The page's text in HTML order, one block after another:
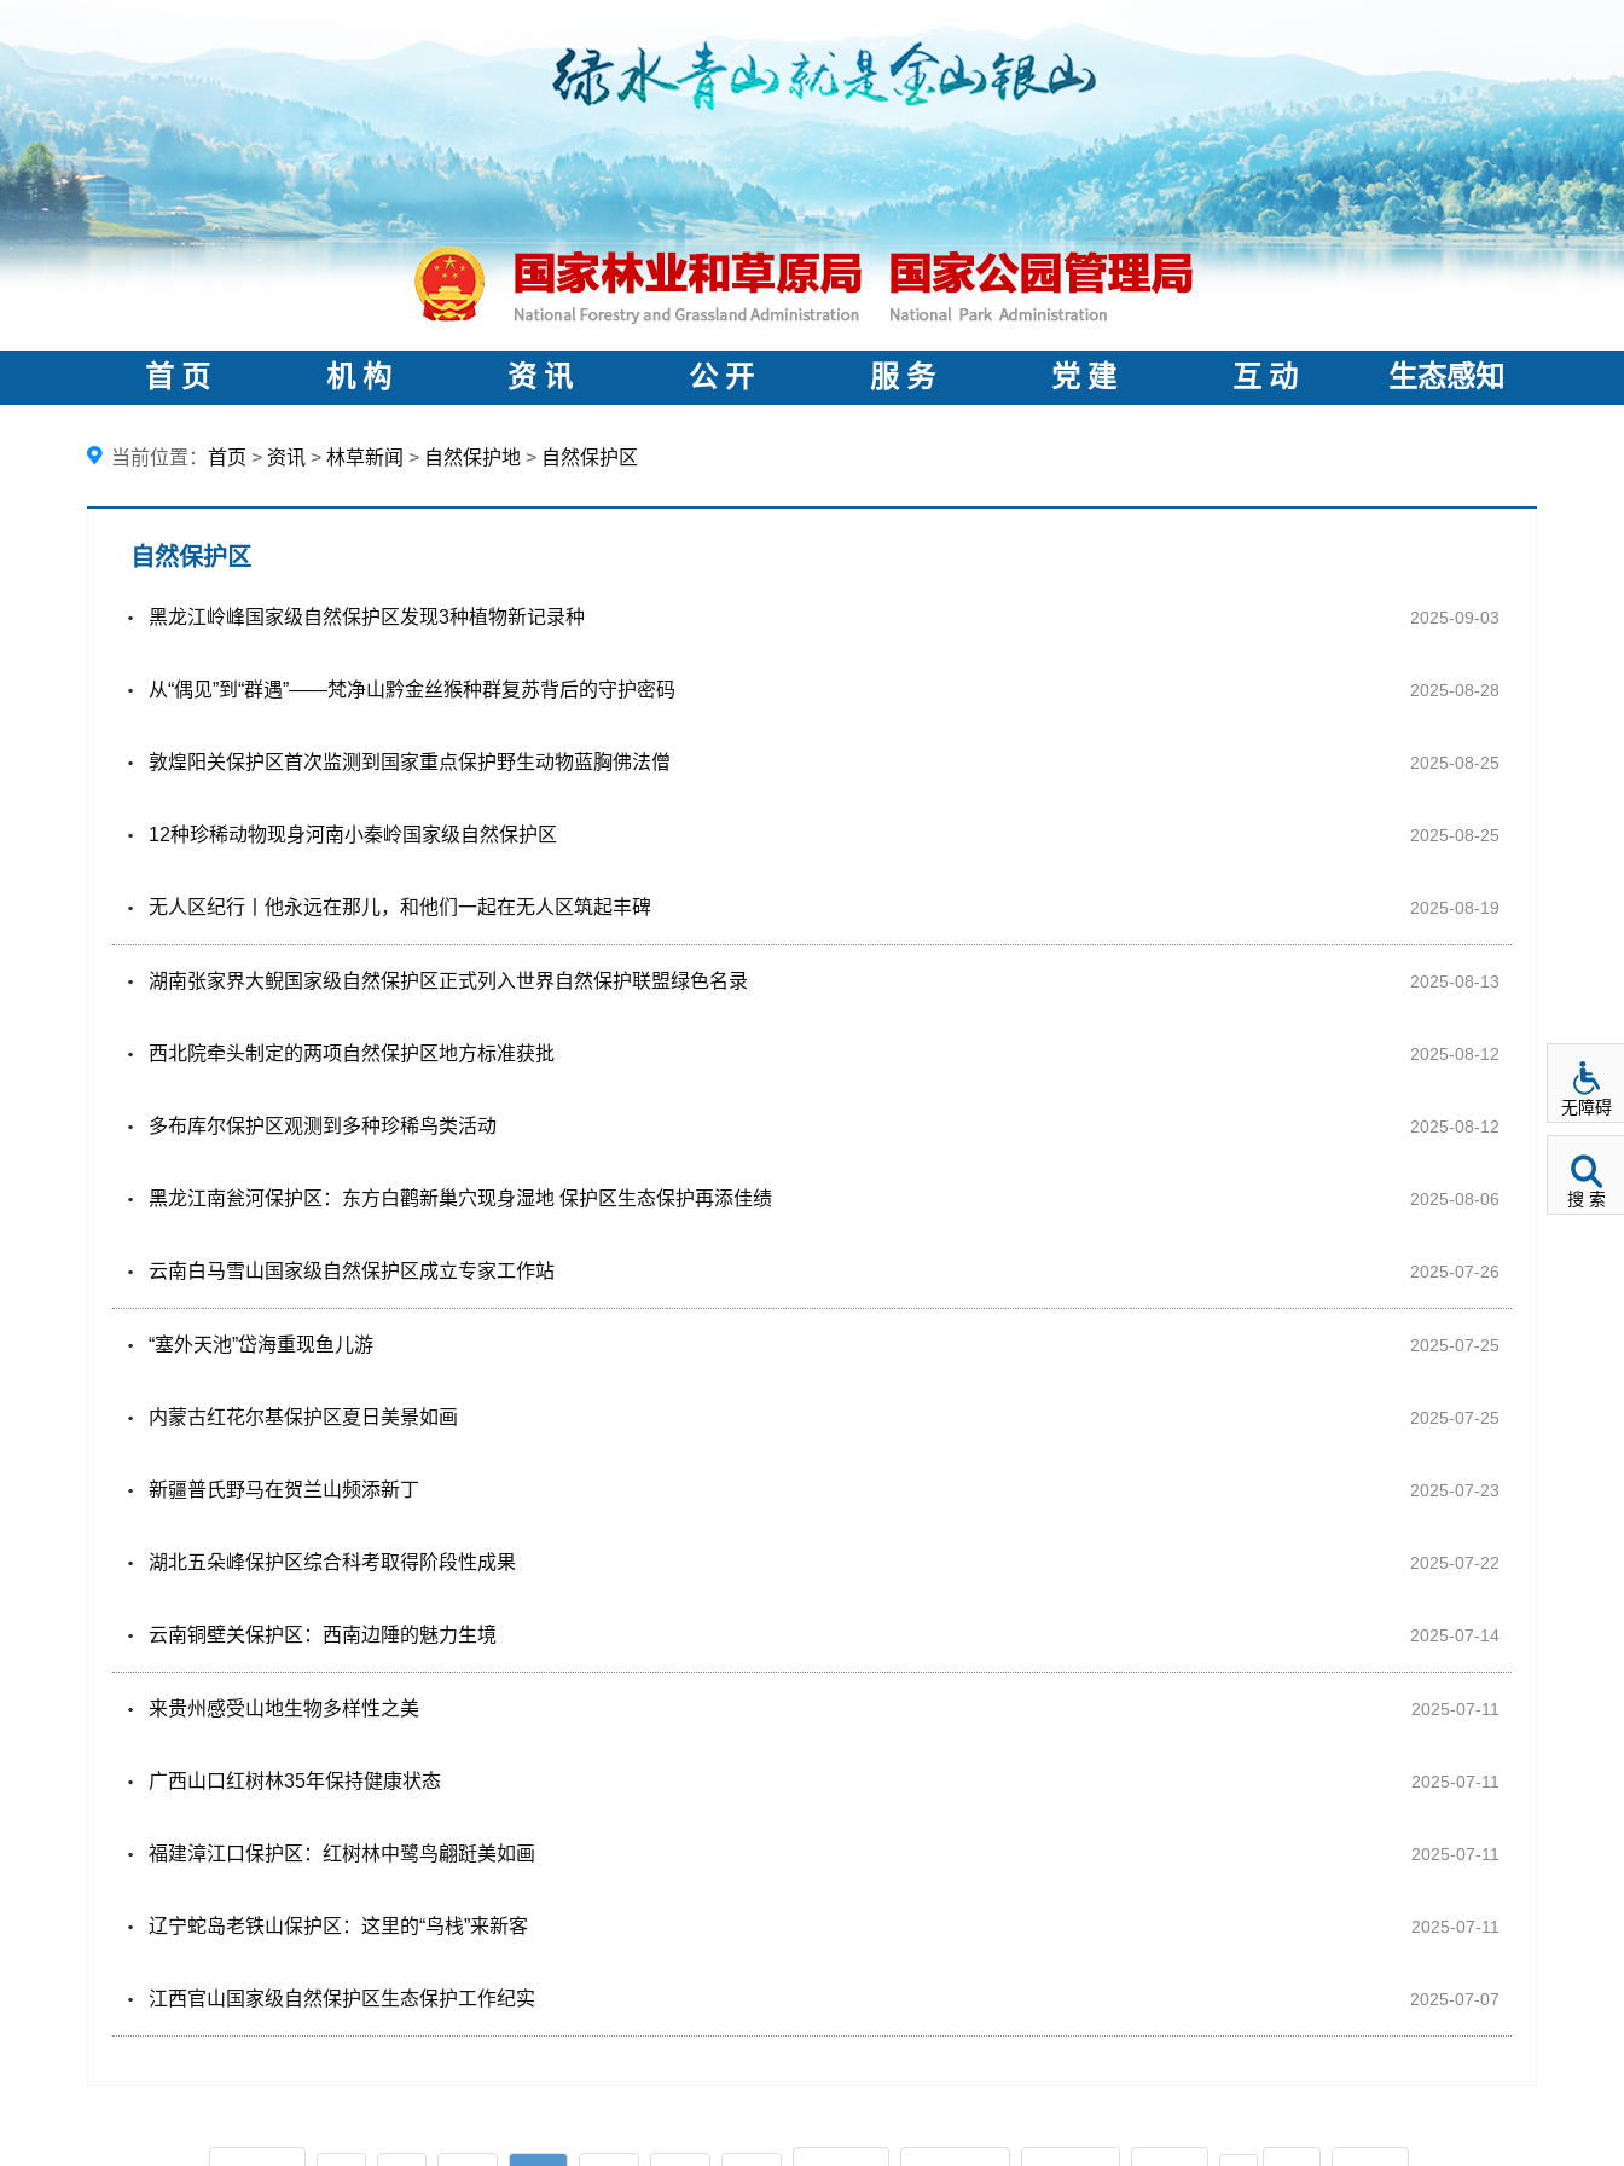
首 页 机 构 资 讯 公 开 服 务 党 建 互 动 生态感知
当前位置： 首页 > 资讯 > 林草新闻 > 自然保护地 > 自然保护区
自然保护区
2025-09-03
黑龙江岭峰国家级自然保护区发现3种植物新记录种
2025-08-28
从“偶见”到“群遇”——梵净山黔金丝猴种群复苏背后的守护密码
2025-08-25
敦煌阳关保护区首次监测到国家重点保护野生动物蓝胸佛法僧
2025-08-25
12种珍稀动物现身河南小秦岭国家级自然保护区
2025-08-19
无人区纪行丨他永远在那儿，和他们一起在无人区筑起丰碑
2025-08-13
湖南张家界大鲵国家级自然保护区正式列入世界自然保护联盟绿色名录
2025-08-12
西北院牵头制定的两项自然保护区地方标准获批
2025-08-12
多布库尔保护区观测到多种珍稀鸟类活动
2025-08-06
黑龙江南瓮河保护区：东方白鹳新巢穴现身湿地 保护区生态保护再添佳绩
2025-07-26
云南白马雪山国家级自然保护区成立专家工作站
2025-07-25
“塞外天池”岱海重现鱼儿游
2025-07-25
内蒙古红花尔基保护区夏日美景如画
2025-07-23
新疆普氏野马在贺兰山频添新丁
2025-07-22
湖北五朵峰保护区综合科考取得阶段性成果
2025-07-14
云南铜壁关保护区：西南边陲的魅力生境
2025-07-11
来贵州感受山地生物多样性之美
2025-07-11
广西山口红树林35年保持健康状态
2025-07-11
福建漳江口保护区：红树林中鹭鸟翩跹美如画
2025-07-11
辽宁蛇岛老铁山保护区：这里的“鸟栈”来新客
2025-07-07
江西官山国家级自然保护区生态保护工作纪实
无障碍
搜 索